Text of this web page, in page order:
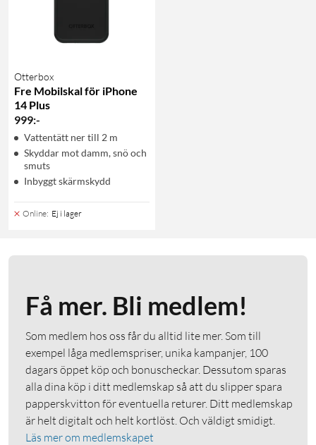
Otterbox
Fre Mobilskal för iPhone
14 Plus
999:-
Vattentätt ner till 2 m
Skyddar mot damm, snö och
smuts
Inbyggt skärmskydd
Online: Ej i lager
Få mer. Bli medlem!
Som medlem hos oss får du alltid lite mer. Som till
exempel låga medlemspriser, unika kampanjer, 100
dagars öppet köp och bonuscheckar. Dessutom sparas
alla dina köp i ditt medlemskap så att du slipper spara
papperskvitton för eventuella returer. Ditt medlemskap
är helt digitalt och helt kortlöst. Och väldigt smidigt.
Läs mer om medlemskapet